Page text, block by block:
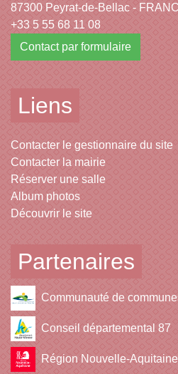
87300 Peyrat-de-Bellac -
+33 5 55 68 11 08
Contact par formulaire
Liens
Contacter le gestionnaire du site
Contacter la mairie
Réserver une salle
Album photos
Découvrir le site
Partenaires
Communauté de
Conseil départemental 87
Région Nouvelle-Aquitaine